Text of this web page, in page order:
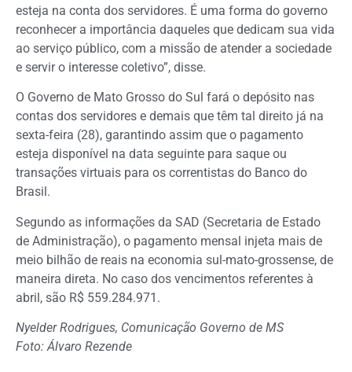
esteja na conta dos servidores. É uma forma do governo
reconhecer a importância daqueles que dedicam sua vida
ao serviço público, com a missão de atender a sociedade
e servir o interesse coletivo”, disse.
O Governo de Mato Grosso do Sul fará o depósito nas
contas dos servidores e demais que têm tal direito já na
sexta-feira (28), garantindo assim que o pagamento
esteja disponível na data seguinte para saque ou
transações virtuais para os correntistas do Banco do
Brasil.
Segundo as informações da SAD (Secretaria de Estado
de Administração), o pagamento mensal injeta mais de
meio bilhão de reais na economia sul-mato-grossense, de
maneira direta. No caso dos vencimentos referentes à
abril, são R$ 559.284.971.
Nyelder Rodrigues, Comunicação Governo de MS
Foto: Álvaro Rezende